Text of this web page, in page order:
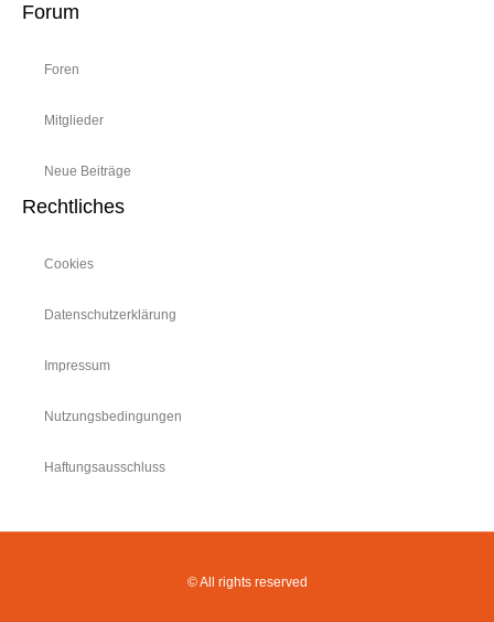
Forum
Foren
Mitglieder
Neue Beiträge
Rechtliches
Cookies
Datenschutzerklärung
Impressum
Nutzungsbedingungen
Haftungsausschluss
© All rights reserved